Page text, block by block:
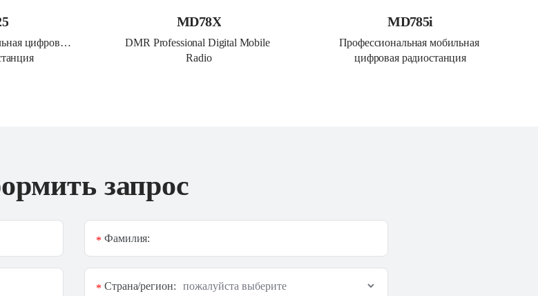
цифровая
MD78X
DMR Professional Digital Mobile
Radio
MD785i
Профессиональная мобильная
цифровая радиостанция
запрос
Фамилия:
*
Страна/регион:
*